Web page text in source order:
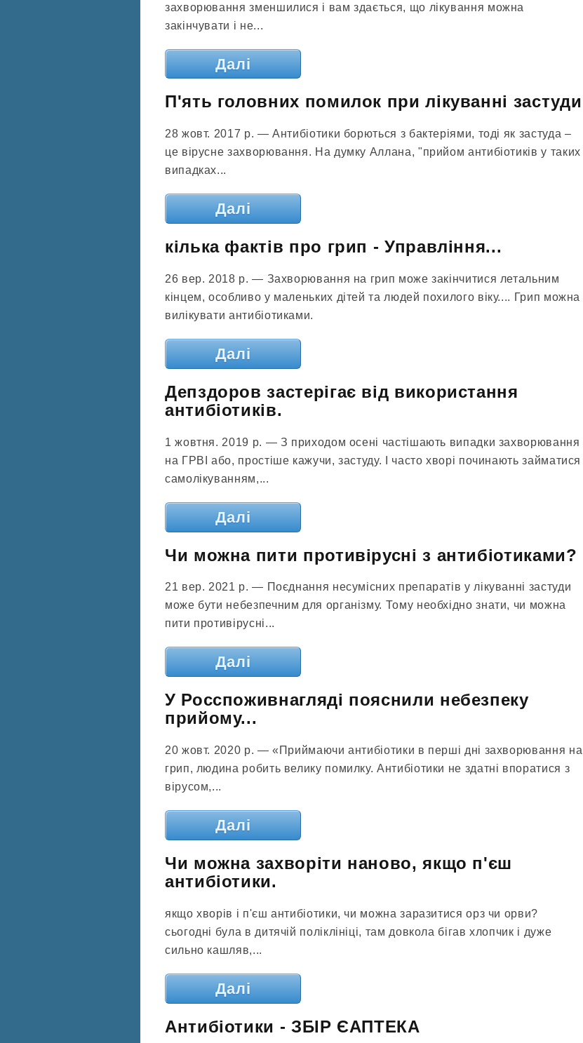
захворювання зменшилися і вам здається, що лікування можна
закінчувати і не...
Далі
П'ять головних помилок при лікуванні застуди
28 жовт. 2017 р. — Антибіотики борються з бактеріями, тоді як застуда –
це вірусне захворювання. На думку Аллана, "прийом антибіотиків у таких
випадках...
Далі
кілька фактів про грип - Управління...
26 вер. 2018 р. — Захворювання на грип може закінчитися летальним
кінцем, особливо у маленьких дітей та людей похилого віку.... Грип можна
вилікувати антибіотиками.
Далі
Депздоров застерігає від використання
антибіотиків.
1 жовтня. 2019 р. — З приходом осені частішають випадки захворювання
на ГРВІ або, простіше кажучи, застуду. І часто хворі починають займатися
самолікуванням,...
Далі
Чи можна пити противірусні з антибіотиками?
21 вер. 2021 р. — Поєднання несумісних препаратів у лікуванні застуди
може бути небезпечним для організму. Тому необхідно знати, чи можна
пити противірусні...
Далі
У Росспоживнагляді пояснили небезпеку
прийому...
20 жовт. 2020 р. — «Приймаючи антибіотики в перші дні захворювання на
грип, людина робить велику помилку. Антибіотики не здатні впоратися з
вірусом,...
Далі
Чи можна захворіти наново, якщо п'єш
антибіотики.
якщо хворів і п'єш антибіотики, чи можна заразитися орз чи орви?
сьогодні була в дитячій поліклініці, там довкола бігав хлопчик і дуже
сильно кашляв,...
Далі
Антибіотики - ЗБІР ЄАПТЕКА